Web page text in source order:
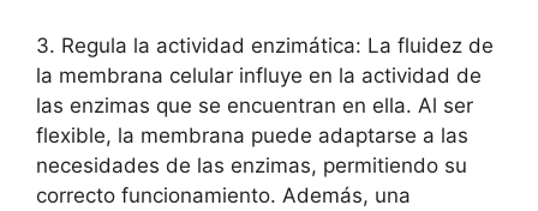
3. Regula ⁣la ⁢actividad enzimática: La fluidez de
la membrana celular influye ⁣en⁤ la actividad de
las enzimas que se encuentran ⁤en ella. Al ser
flexible, la‌ membrana puede ‌adaptarse ‍a ⁢las⁣
necesidades de las enzimas,⁢ permitiendo su
‌correcto funcionamiento. Además,​ una